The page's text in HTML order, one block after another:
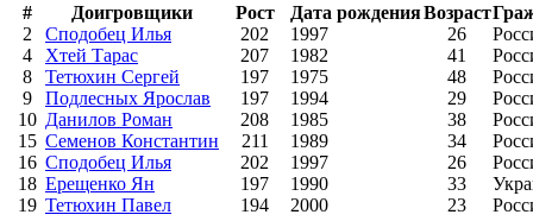
#
Доигровщики Рост Дата рожденияВозраст
2
Сподобец Илья 202 1997 26
4
Хтей Тарас 207 1982 41
8
Тетюхин Сергей 197 1975 48
9
Подлесных Ярослав 197 1994 29
10 Данилов Роман 208 1985 38
15 Семенов Константин 211 1989 34
16 Сподобец Илья 202 1997 26
18 Ерещенко Ян 197 1990 33
19 Тетюхин Павел 194 2000 23